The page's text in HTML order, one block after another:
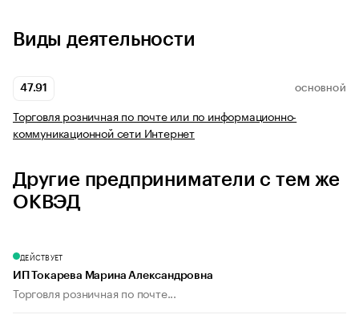
Виды деятельности
47.91 ОСНОВНОЙ
Торговля розничная по почте или по информационно-
коммуникационной сети Интернет
Другие предприниматели с тем же
ОКВЭД
ДЕЙСТВУЕТ
ИП Токарева Марина Александровна
Торговля розничная по почте...